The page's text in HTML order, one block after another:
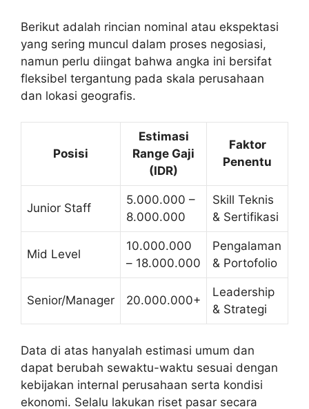
Berikut adalah rincian nominal atau ekspektasi
yang sering muncul dalam proses negosiasi,
namun perlu diingat bahwa angka ini bersifat
fleksibel tergantung pada skala perusahaan
dan lokasi geografis.
Posisi
Estimasi
Range Gaji
(IDR)
Faktor
Penentu
Junior Staff
5.000.000 –
8.000.000
Skill Teknis
& Sertifikasi
Mid Level
10.000.000
– 18.000.000
Pengalaman
& Portofolio
Senior/Manager 20.000.000+
Leadership
& Strategi
Data di atas hanyalah estimasi umum dan
dapat berubah sewaktu-waktu sesuai dengan
kebijakan internal perusahaan serta kondisi
ekonomi. Selalu lakukan riset pasar secara